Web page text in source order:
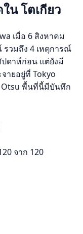
น โตเกียว
เมื่อ 6 สิงหาคม
รวมถึง 4 เหตุการณ์
ดาห์ก่อน แต่ยังมี
ายอยู่ที่ Tokyo
Otsu พื้นที่นี้มีบันทึก
จาก 120